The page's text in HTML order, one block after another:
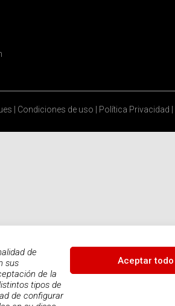
de
sus
de la
tipos de
de configurar
Aceptar todo
Condiciones de uso Política Privacidad